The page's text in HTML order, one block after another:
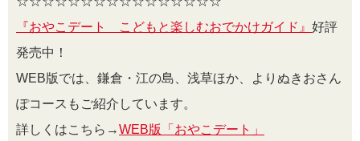
『おやこデート こどもと楽しむおでかけガイド』 好評
発売中！
WEB版では、鎌倉・江の島、浅草ほか、よりぬきおさん
ぽコースもご紹介しています。
詳しくはこちら→WEB版「おやこデート」